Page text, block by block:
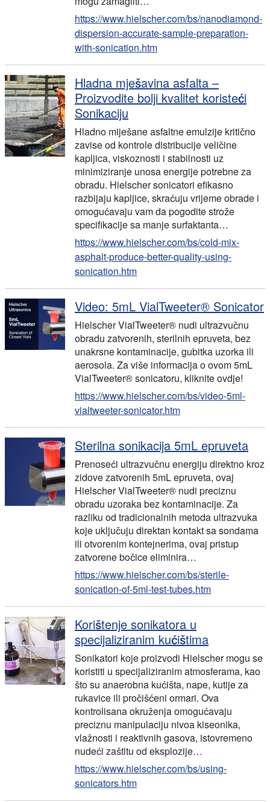
https://www.hielscher.com/bs/nanodiamond-
dispersion-accurate-sample-preparation-
with-sonication.htm
Hladna mješavina asfalta –
Proizvodite bolji kvalitet koristeći
Sonikaciju
Hladno miješane asfaltne emulzije kritično
zavise od kontrole distribucije veličine
kapljica, viskoznosti i stabilnosti uz
minimiziranje unosa energije potrebne za
obradu. Hielscher sonicatori efikasno
razbijaju kapljice, skraćuju vrijeme obrade i
omogućavaju vam da pogodite strože
specifikacije sa manje surfaktanta…
https://www.hielscher.com/bs/cold-mix-
asphalt-produce-better-quality-using-
sonication.htm
Video: 5mL VialTweeter® Sonicator
Hielscher VialTweeter® nudi ultrazvučnu
obradu zatvorenih, sterilnih epruveta, bez
unakrsne kontaminacije, gubitka uzorka ili
aerosola. Za više informacija o ovom 5mL
VialTweeter® sonicatoru, kliknite ovdje!
https://www.hielscher.com/bs/video-5ml-
vialtweeter-sonicator.htm
Sterilna sonikacija 5mL epruveta
Prenoseći ultrazvučnu energiju direktno kroz
zidove zatvorenih 5mL epruveta, ovaj
Hielscher VialTweeter® nudi preciznu
obradu uzoraka bez kontaminacije. Za
razliku od tradicionalnih metoda ultrazvuka
koje uključuju direktan kontakt sa sondama
ili otvorenim kontejnerima, ovaj pristup
zatvorene bočice eliminira…
https://www.hielscher.com/bs/sterile-
sonication-of-5ml-test-tubes.htm
Korištenje sonikatora u
specijaliziranim kućištima
Sonikatori koje proizvodi Hielscher mogu se
koristiti u specijaliziranim atmosferama, kao
što su anaerobna kućišta, nape, kutije za
rukavice ili pročišćeni ormari. Ova
kontrolisana okruženja omogućavaju
preciznu manipulaciju nivoa kiseonika,
vlažnosti i reaktivnih gasova, istovremeno
nudeći zaštitu od eksplozije…
https://www.hielscher.com/bs/using-
sonicators.htm